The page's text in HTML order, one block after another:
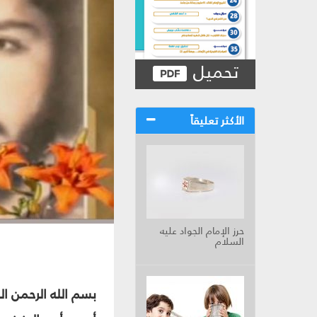
تحميل
الأكثر تعليقاً
حرز الإمام الجواد عليه
السلام
بسم الله الرحمن